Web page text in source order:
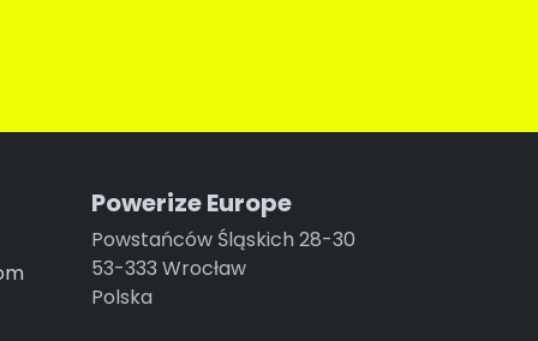
Powerize Europe
Powstańców Śląskich 28-30
53-333 Wrocław
Polska